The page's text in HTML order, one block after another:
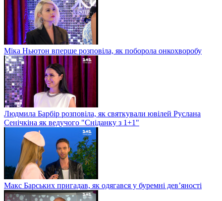
Міка Ньютон вперше розповіла, як поборола онкохворобу
Людмила Барбір розповіла, як святкували ювілей Руслана
Сенічкіна як ведучого "Сніданку з 1+1"
Макс Барських пригадав, як одягався у буремні дев’яності